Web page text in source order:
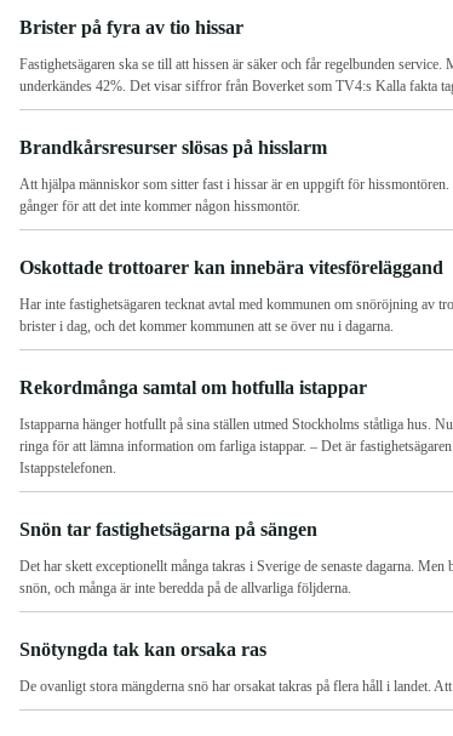
Brister på fyra av tio hissar
Fastighetsägaren ska se till att hissen är säker och får regelbunden
underkändes 42%. Det visar siffror från Boverket som TV4:s Kalla fakta
Brandkårsresurser slösas på hisslarm
Att hjälpa människor som sitter fast i hissar är en uppgift för
gånger för att det inte kommer någon hissmontör.
Oskottade trottoarer kan innebära vitesföreläggand
Har inte fastighetsägaren tecknat avtal med kommunen om snöröjning av
brister i dag, och det kommer kommunen att se över nu i dagarna.
Rekordmånga samtal om hotfulla istappar
Istapparna hänger hotfullt på sina ställen utmed Stockholms ståtliga hus.
ringa för att lämna information om farliga istappar. – Det är
Istappstelefonen.
Snön tar fastighetsägarna på sängen
Det har skett exceptionellt många takras i Sverige de senaste dagarna.
snön, och många är inte beredda på de allvarliga följderna.
Snötyngda tak kan orsaka ras
De ovanligt stora mängderna snö har orsakat takras på flera håll i landet.